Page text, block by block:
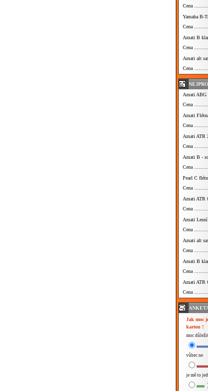
Cena
Yamaha B-
Cena
Amati B
Cena
Amati alt
Cena
Amati ABG
Cena
Amati
Cena
Amati ATR
Cena
Amati B -
Cena
Pearl C
Cena
Amati ATR
Cena
Amati
Cena
Amati alt
Cena
Amati B
Cena
Amati ATR
Cena
Jak moc
kartou !
moc
vůbec ne
je mě to